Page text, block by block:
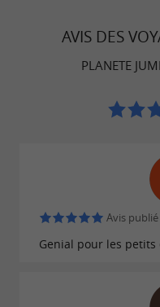
AVIS DES
PLANETE
Avis
Genial pour les